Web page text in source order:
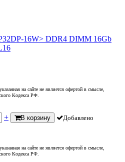
16W> DDR4 DIMM 16Gb
на сайте не является офертой в смысле,
Кодекса РФ.
+ В корзину Добавлено
на сайте не является офертой в смысле,
Кодекса РФ.